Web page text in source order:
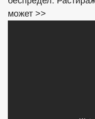
может >>